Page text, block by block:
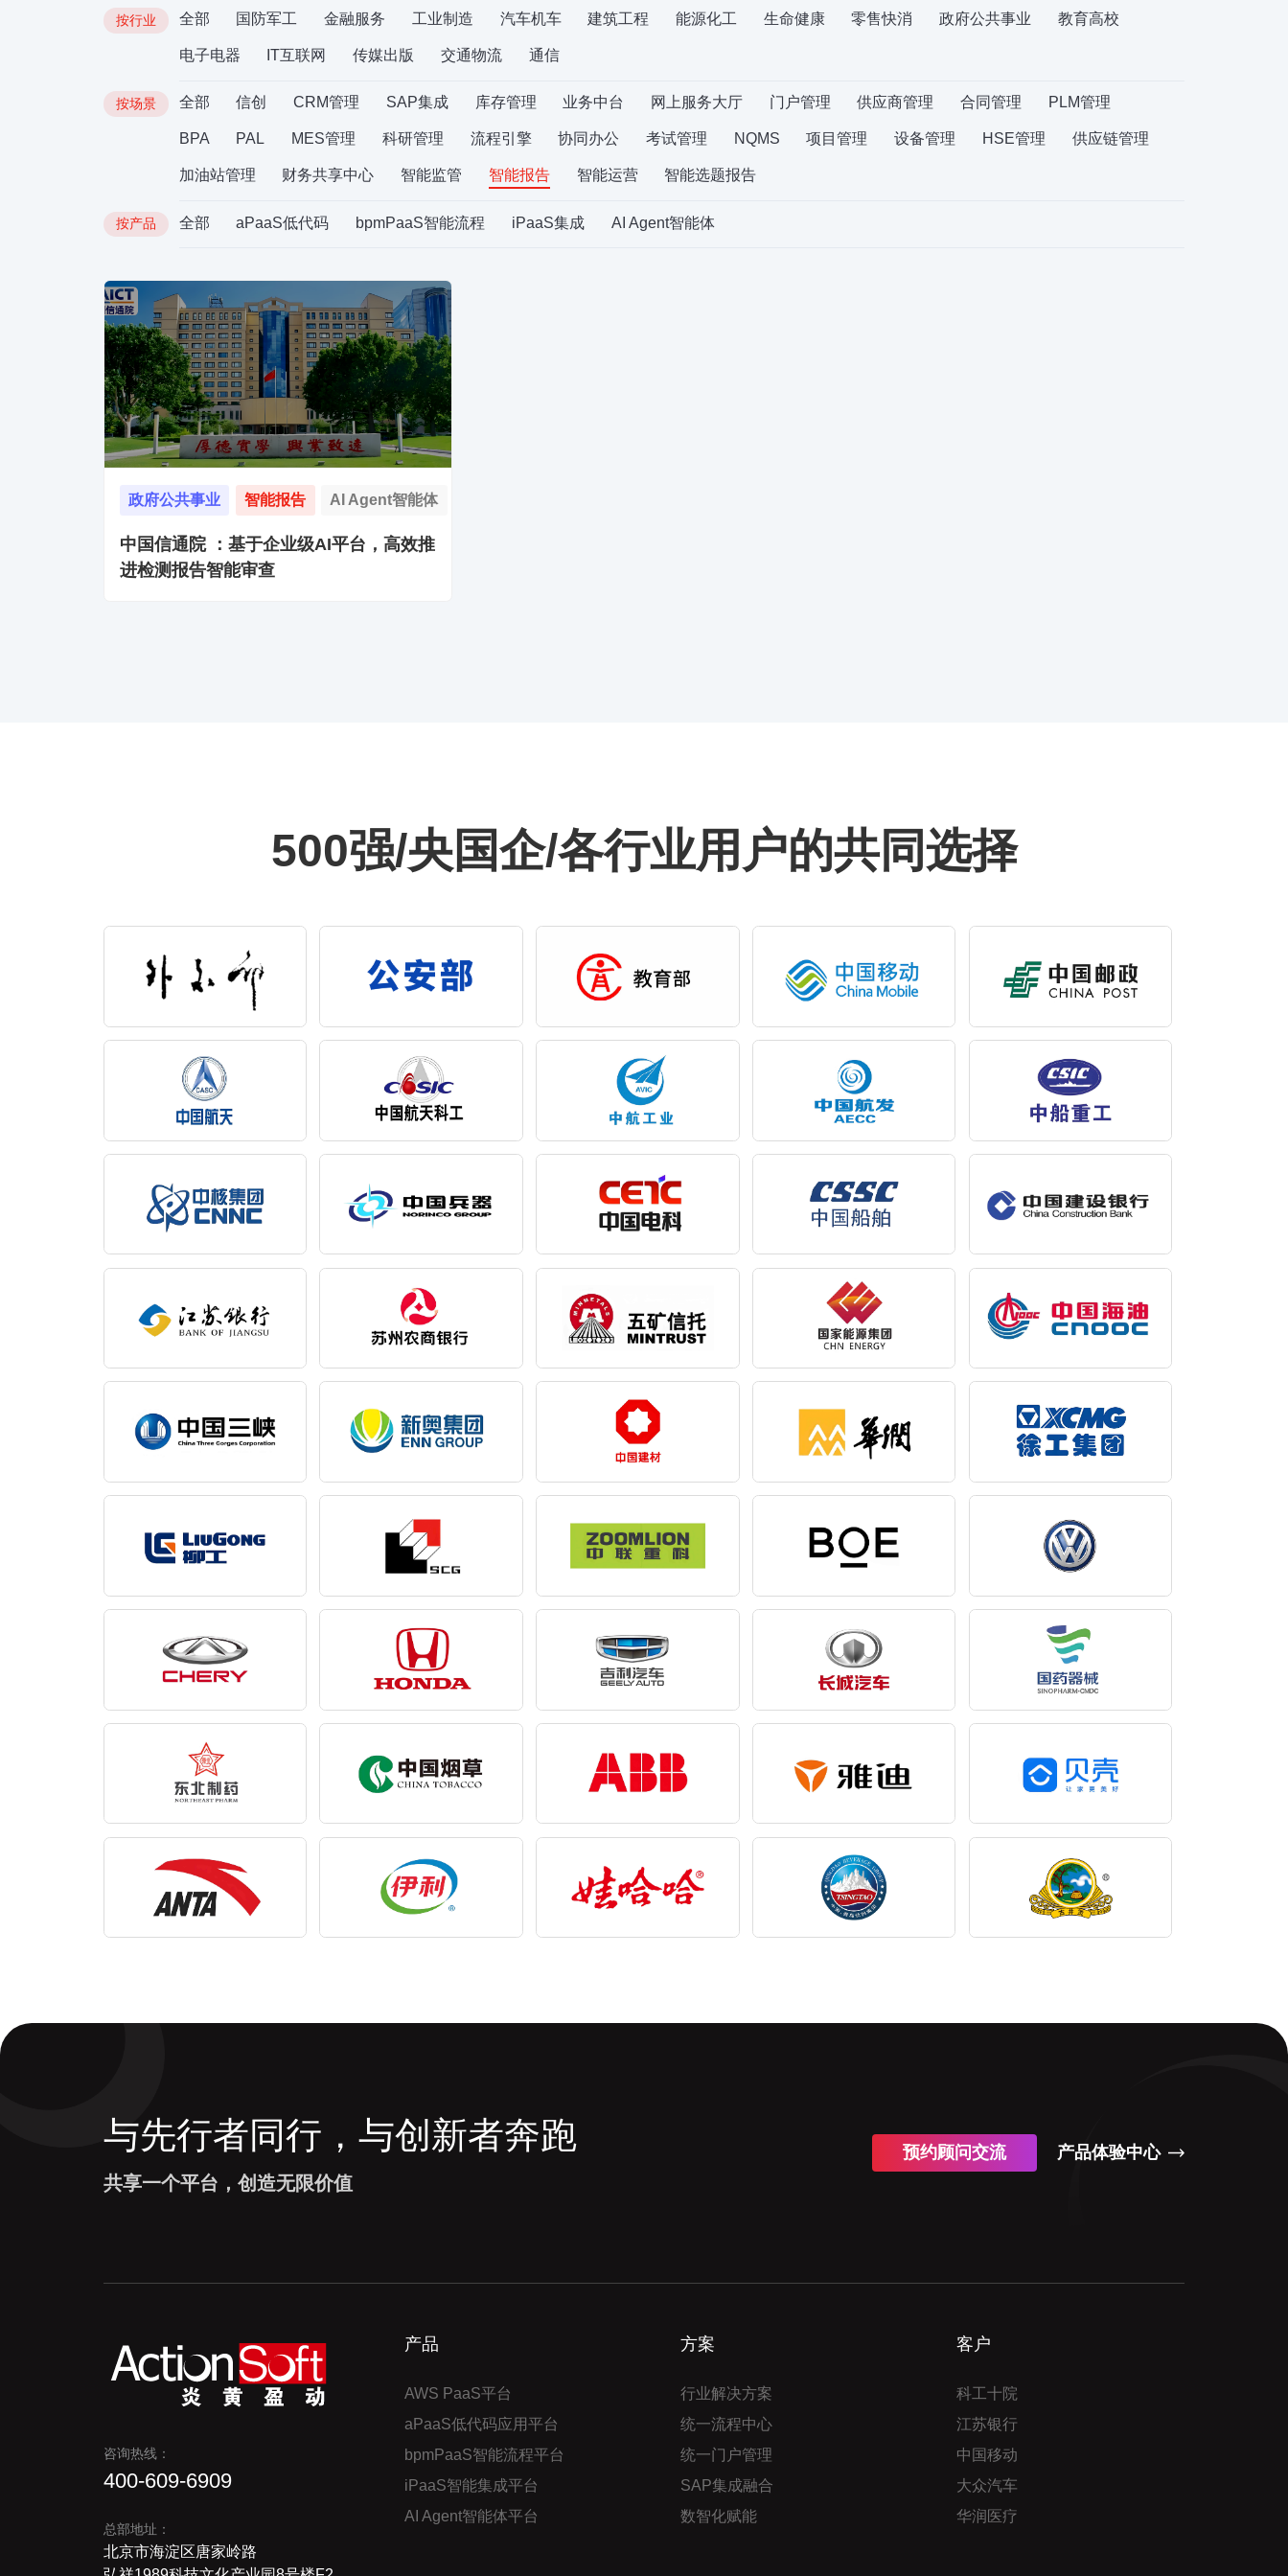
按行业 全部 国防军工 金融服务 工业制造 汽车机车 建筑工程 能源化工 生命健康 零售快消 政府公共事业 教育高校
电子电器 IT互联网 传媒出版 交通物流 通信
按场景 全部 信创 CRM管理 SAP集成 库存管理 业务中台 网上服务大厅 门户管理 供应商管理 合同管理 PLM管理
BPA PAL MES管理 科研管理 流程引擎 协同办公 考试管理 NQMS 项目管理 设备管理 HSE管理 供应链管理
加油站管理 财务共享中心 智能监管 智能报告 智能运营 智能选题报告
按产品 全部 aPaaS低代码 bpmPaaS智能流程 iPaaS集成 AI Agent智能体
政府公共事业 智能报告 AI Agent智能体
中国信通院 ：基于企业级AI平台，高效推
进检测报告智能审查
500强/央国企/各行业用户的共同选择
与先行者同行，与创新者奔跑
共享一个平台，创造无限价值
预约顾问交流 产品体验中心
咨询热线：
400-609-6909
总部地址：
北京市海淀区唐家岭路
产品
AWS PaaS平台
aPaaS低代码应用平台
bpmPaaS智能流程平台
iPaaS智能集成平台
AI Agent智能体平台
方案
行业解决方案
统一流程中心
统一门户管理
SAP集成融合
数智化赋能
客户
科工十院
江苏银行
中国移动
大众汽车
华润医疗